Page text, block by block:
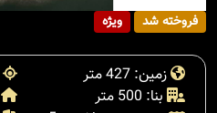
فروخته شد ویژه
زمین: 427 متر
بنا: 500 متر